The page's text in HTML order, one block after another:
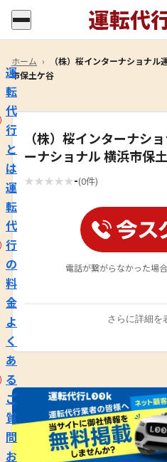
運
転
代
行
と
は
運
転
代
行
の
料
金
よ
く
あ
る
ご
質
問
お
ホーム ›
（株）桜インターナショナ
市保土ケ谷
（株）桜インターナシ
ーナショナル 横浜市保
★★★★★-(0件)
電話が繋がらなかった場合
さらに詳細を